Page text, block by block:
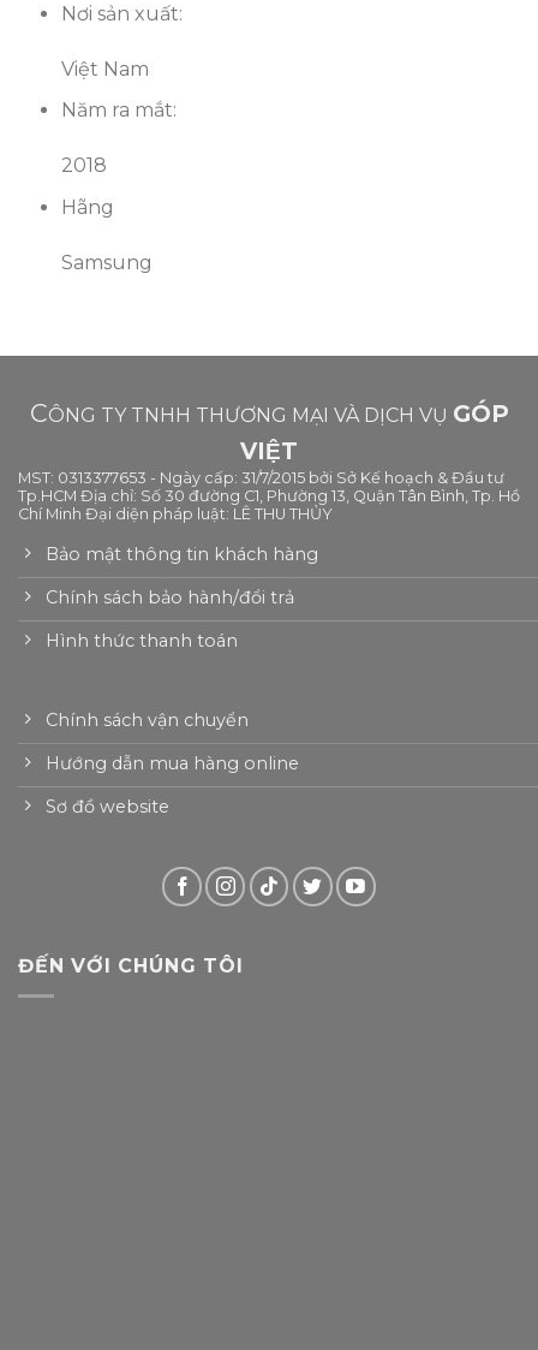
Nơi sản xuất:
Việt Nam
Năm ra mắt:
2018
Hãng
Samsung
CÔNG TY TNHH THƯƠNG MẠI VÀ DỊCH VỤ GÓP
VIỆT
MST: 0313377653 - Ngày cấp: 31/7/2015 bởi Sở Kế hoạch & Đầu tư
Tp.HCM Địa chỉ: Số 30 đường C1, Phường 13, Quận Tân Bình, Tp. Hồ
Chí Minh Đại diện pháp luật: LÊ THU THỦY
Bảo mật thông tin khách hàng
Chính sách bảo hành/đổi trả
Hình thức thanh toán
Chính sách vận chuyển
Hướng dẫn mua hàng online
Sơ đồ website
ĐẾN VỚI CHÚNG TÔI